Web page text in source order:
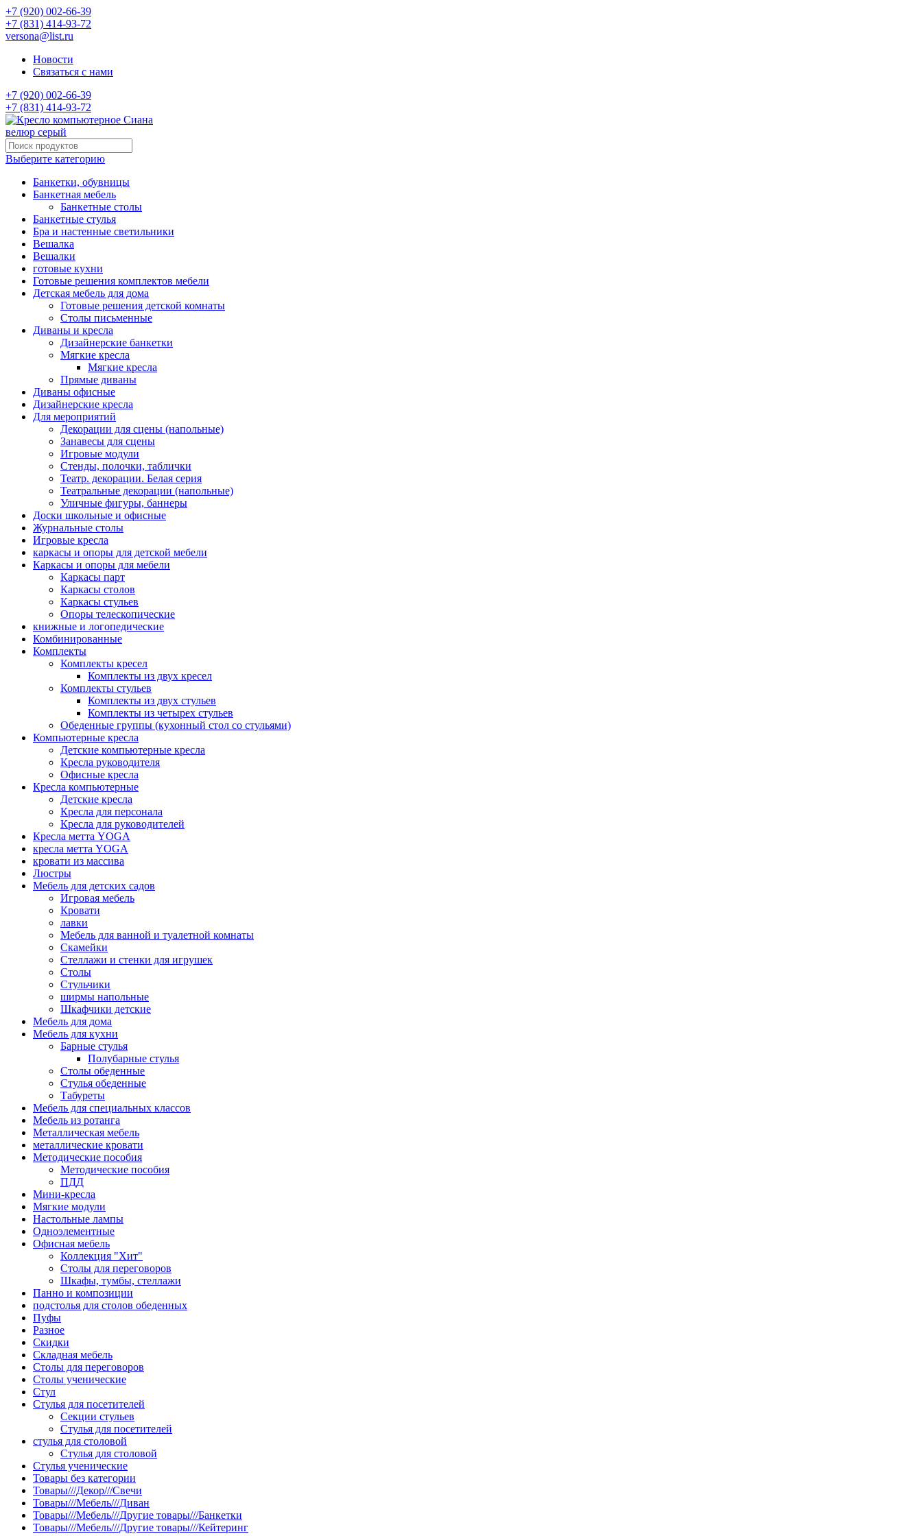
+7 (920) 002-66-39
+7 (831) 414-93-72
versona@list.ru
Новости
Связаться с нами
+7 (920) 002-66-39
+7 (831) 414-93-72
Выберите категорию
Банкетки, обувницы
Банкетная мебель
Банкетные столы
Банкетные стулья
Бра и настенные светильники
Вешалка
Вешалки
готовые кухни
Готовые решения комплектов мебели
Детская мебель для дома
Готовые решения детской комнаты
Столы письменные
Диваны и кресла
Дизайнерские банкетки
Мягкие кресла
Мягкие кресла
Прямые диваны
Диваны офисные
Дизайнерские кресла
Для мероприятий
Декорации для сцены (напольные)
Занавесы для сцены
Игровые модули
Стенды, полочки, таблички
Театр. декорации. Белая серия
Театральные декорации (напольные)
Уличные фигуры, баннеры
Доски школьные и офисные
Журнальные столы
Игровые кресла
каркасы и опоры для детской мебели
Каркасы и опоры для мебели
Каркасы парт
Каркасы столов
Каркасы стульев
Опоры телескопические
книжные и логопедические
Комбинированные
Комплекты
Комплекты кресел
Комплекты из двух кресел
Комплекты стульев
Комплекты из двух стульев
Комплекты из четырех стульев
Обеденные группы (кухонный стол со стульями)
Компьютерные кресла
Детские компьютерные кресла
Кресла руководителя
Офисные кресла
Кресла компьютерные
Детские кресла
Кресла для персонала
Кресла для руководителей
Кресла метта YOGA
кресла метта YOGA
кровати из массива
Люстры
Мебель для детских садов
Игровая мебель
Кровати
лавки
Мебель для ванной и туалетной комнаты
Скамейки
Стеллажи и стенки для игрушек
Столы
Стульчики
ширмы напольные
Шкафчики детские
Мебель для дома
Мебель для кухни
Барные стулья
Полубарные стулья
Столы обеденные
Стулья обеденные
Табуреты
Мебель для специальных классов
Мебель из ротанга
Металлическая мебель
металлические кровати
Методические пособия
Методические пособия
ПДД
Мини-кресла
Мягкие модули
Настольные лампы
Одноэлементные
Офисная мебель
Коллекция "Хит"
Столы для переговоров
Шкафы, тумбы, стеллажи
Панно и композиции
подстолья для столов обеденных
Пуфы
Разное
Скидки
Складная мебель
Столы для переговоров
Столы ученические
Стул
Стулья для посетителей
Секции стульев
Стулья для посетителей
стулья для столовой
Стулья для столовой
Стулья ученические
Товары без категории
Товары///Декор///Свечи
Товары///Мебель///Диван
Товары///Мебель///Другие товары///Банкетки
Товары///Мебель///Другие товары///Кейтеринг